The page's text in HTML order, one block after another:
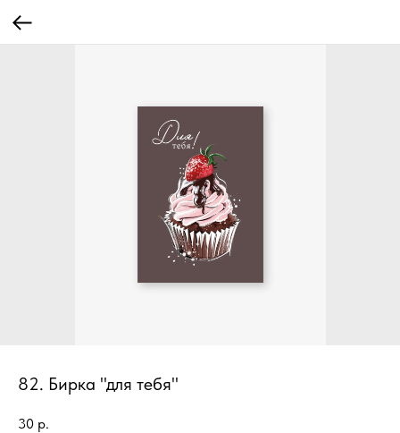
82. Бирка "для тебя"
30 р.